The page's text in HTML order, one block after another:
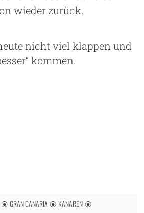
wieder zurück.
nicht viel klappen und
kommen.
GRAN CANARIA
KANAREN